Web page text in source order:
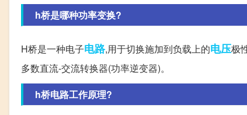
h桥是哪种功率变换?
H桥是一种电子电路,用于切换施加到负载上的电压极
多数直流-交流转换器(功率逆变器)。
h桥电路工作原理?